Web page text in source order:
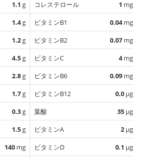
1.1 g
1.4g
1.2g
4.5g
2.8g
1.7g
0.3g
1.5g
140 mg
コレステロール
1 mg
ビタミンB1
0.04mg
ビタミンB2
0.07 mg
ビタミンC
4mg
ビタミンB6
0.09 mg
ビタミンB12
0.0 µg
葉酸
35 µg
ビタミンA
2 µg
ビタミンD
0.1 µg